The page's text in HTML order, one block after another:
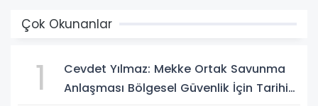
Çok Okunanlar
1
Cevdet Yılmaz: Mekke Ortak Savunma
Anlaşması Bölgesel Güvenlik İçin Tarihi